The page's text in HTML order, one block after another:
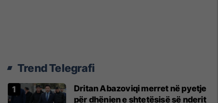
Trend Telegrafi
Dritan Abazoviqi merret në pyetje
për dhënien e shtetësisë së nderit